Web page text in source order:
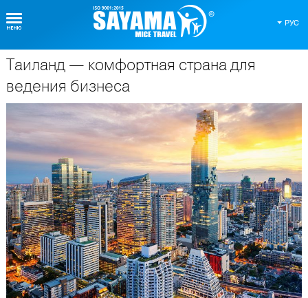
РУС
О Таиланде
Таиланд — комфортная страна для
ведения бизнеса